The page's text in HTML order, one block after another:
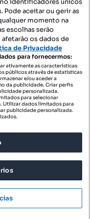
S.A.
identificadores únicos
Pode aceitar ou gerir as
momento na
escolhas serão
afetarão os dados de
de Privacidade
para fornecermos:
ativamente as características
públicos através de estatísticas
e/ou aceder a
da publicidade. Criar perfis
personalizada.
para selecionar
Utilizar dados limitados para
publicidade personalizada.